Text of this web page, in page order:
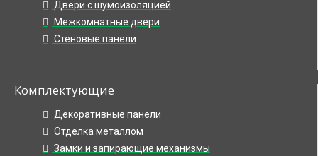
Двери с шумоизоляцией
Межкомнатные двери
Стеновые панели
Комплектующие
Декоративные панели
Отделка металлом
Замки и запирающие механизмы